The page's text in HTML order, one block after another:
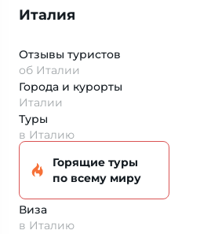
Италия
Отзывы туристов
об Италии
Города и курорты
Италии
Туры
в Италию
Горящие туры
по всему миру
Виза
в Италию